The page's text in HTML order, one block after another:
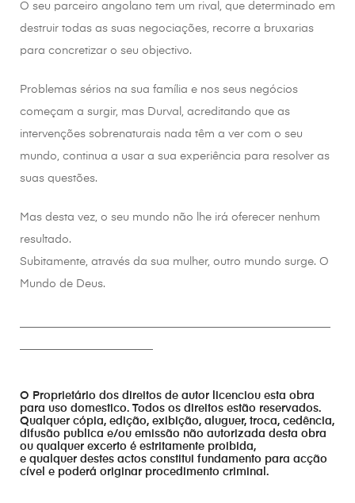
O seu parceiro angolano tem um rival, que determinado em
destruir todas as suas negociações, recorre a bruxarias
para concretizar o seu objectivo.
Problemas sérios na sua família e nos seus negócios
começam a surgir, mas Durval, acreditando que as
intervenções sobrenaturais nada têm a ver com o seu
mundo, continua a usar a sua experiência para resolver as
suas questões.
Mas desta vez, o seu mundo não lhe irá oferecer nenhum
resultado.
Subitamente, através da sua mulher, outro mundo surge. O
Mundo de Deus.
O Proprietário dos direitos de autor licenciou esta obra
para uso domestico. Todos os direitos estão reservados.
Qualquer cópia, edição, exibição, aluguer, troca, cedência,
difusão publica e/ou emissão não autorizada desta obra
ou qualquer excerto é estritamente proibida,
e qualquer destes actos constitui fundamento para acção
cível e poderá originar procedimento criminal.